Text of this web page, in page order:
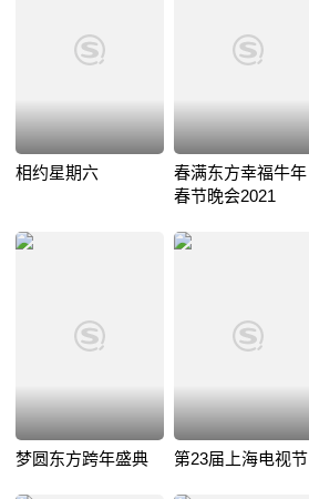
相约星期六
春满东方幸福牛年
春节晚会2021
梦圆东方跨年盛典 第23届上海电视节